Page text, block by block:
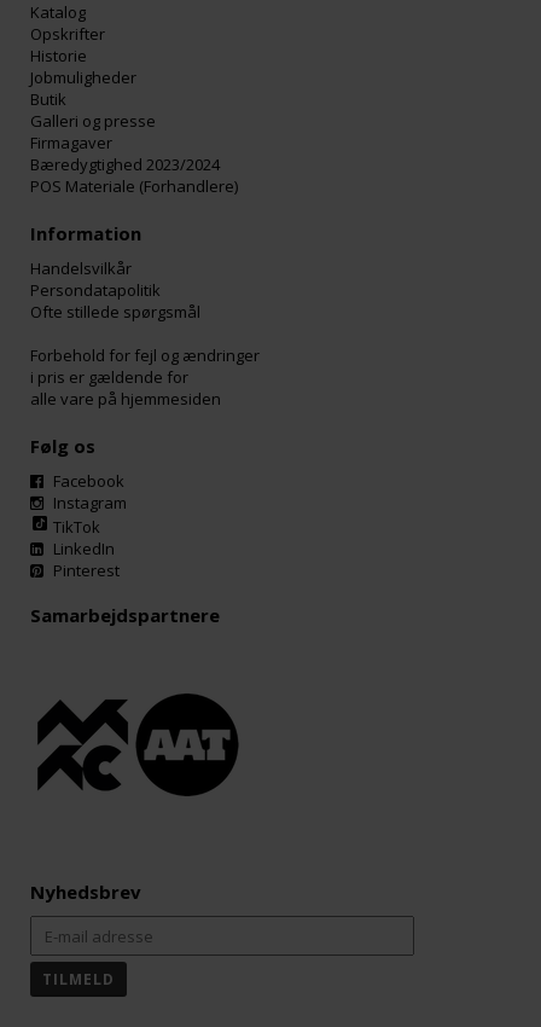
Katalog
Opskrifter
Historie
Jobmuligheder
Butik
Galleri og presse
Firmagaver
Bæredygtighed 2023/2024
POS Materiale (Forhandlere)
Information
Handelsvilkår
Persondatapolitik
Ofte stillede spørgsmål
Forbehold for fejl og ændringer
i pris er gældende for
alle vare på hjemmesiden
Følg os
Facebook
Instagram
TikTok
LinkedIn
Pinterest
Samarbejdspartnere
Nyhedsbrev